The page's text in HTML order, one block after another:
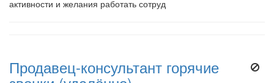
активности и желания работать сотруд
Продавец-консультант горячие